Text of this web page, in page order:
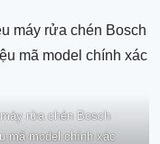
rửa chén Bosch
mã model chính xác